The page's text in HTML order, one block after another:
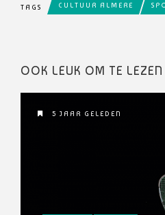
TAGS CULTUUR ALMERE
OOK LEUK OM TE LEZEN
5 JAAR GELEDEN